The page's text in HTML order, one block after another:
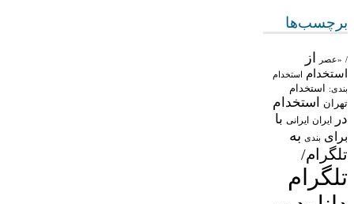
برچسب‌ها
/ «عصر از
استخدام استخدام
بندی: استخدام
تهران
استخدام
در
ایران ایرانی با
برای بندی به
تلگرام/
تلگرام